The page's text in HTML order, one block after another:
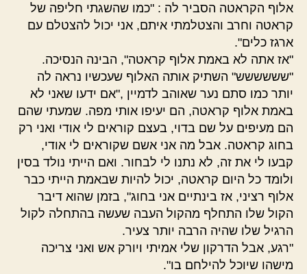
אלוף הקראטה הסביר לה : "כמו שהשגתי חליפה של
קראטה וחרב והצטלמתי איתם, אני יכול להצטלם עם
ארגז כלים".
"אז אתה לא באמת אלוף קראטה", הבינה הנסיכה.
"שששששש" השתיק אותה האלוף שעכשיו נראה לה
יותר כמו סתם נער שאוהב לדמיין ,"אם ידעו שאני לא
באמת אלוף קראטה, הם יעיפו אותי מפה. שמעתי שהם
הם מעיפים על שם בדוי, בעצם קוראים לי אודי ואני רק
בחוג קראטה. אבל מה אני אשם שקוראים לי אודי,
קבעו לי את זה, לא נתנו לי לבחור. ואם הייתי נולד בסין
ולומד כל היום קראטה, יכול להיות שבאמת הייתי כבר
אלוף רציני, אז בינתיים אני בחוג", בזמן שהוא דיבר
הקול שלו התחלף מהקול העבה שעשה בהתחלה לקול
הרגיל שלו שהיה הרבה יותר צעיר.
"רגע, אבל הדרקון שלי אמיתי ויורק אש ואני צריכה
מישהו שיוכל להילחם בו".